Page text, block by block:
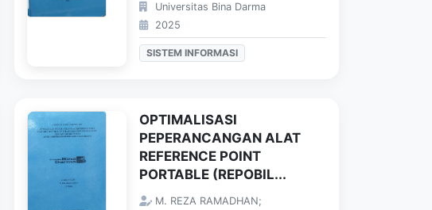
Universitas Bina Darma
2025
SISTEM INFORMASI
OPTIMALISASI
PEPERANCANGAN ALAT
REFERENCE POINT
PORTABLE (REPOBIL...
M. REZA RAMADHAN;